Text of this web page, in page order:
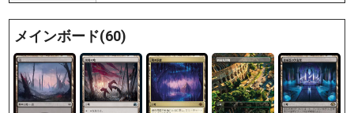
メインボード(60)